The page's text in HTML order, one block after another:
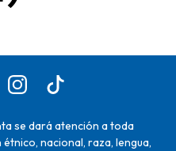
se dará atención a toda
nacional, raza, lengua,